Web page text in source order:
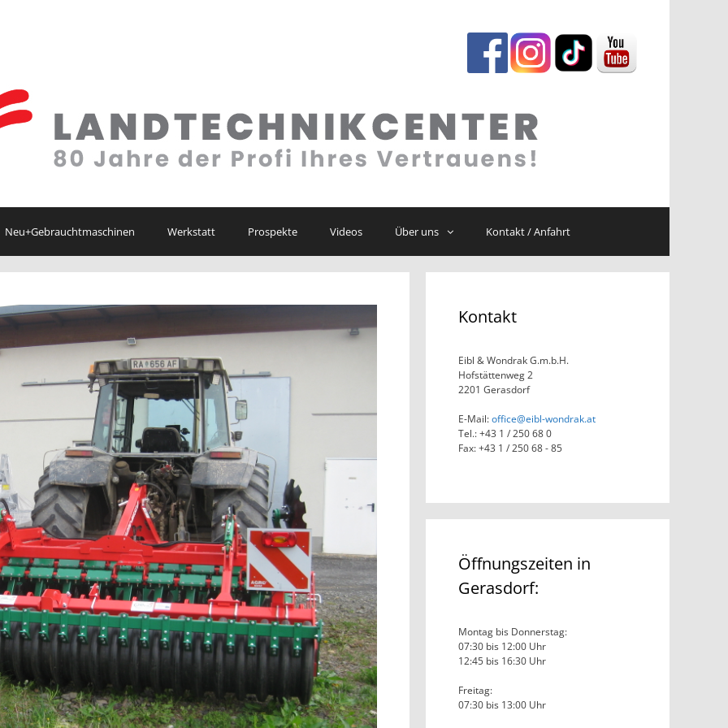
Neu+Gebrauchtmaschinen Werkstatt Prospekte Videos Über uns Kontakt / Anfahrt
Kontakt
Eibl & Wondrak G.m.b.H.
Hofstättenweg 2
2201 Gerasdorf
E-Mail:office@eibl-wondrak.at
Tel.: +43 1 / 250 68 0
Fax: +43 1 / 250 68 - 85
Öffnungszeiten in
Gerasdorf:
Montag bis Donnerstag:
07:30 bis 12:00 Uhr
12:45 bis 16:30 Uhr
Freitag:
07:30 bis 13:00 Uhr